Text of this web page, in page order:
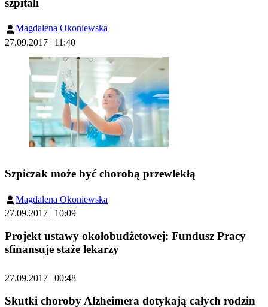
Magdalena Okoniewska
27.09.2017 | 11:40
Szpiczak może być chorobą przewlekłą
Magdalena Okoniewska
27.09.2017 | 10:09
Projekt ustawy okołobudżetowej: Fundusz Pracy
sfinansuje staże lekarzy
27.09.2017 | 00:48
Skutki choroby Alzheimera dotykają całych rodzin